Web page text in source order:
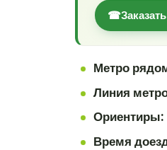
☎
Метро
Линия
Ориентиры:
Время